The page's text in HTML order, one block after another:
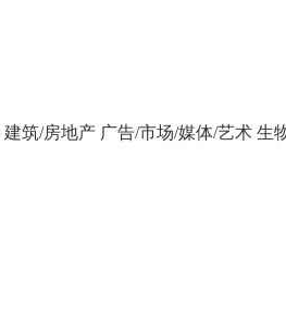
建筑/房地产 广告/市场/媒体/艺术 生